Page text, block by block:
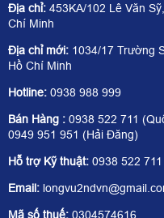
Địa chỉ: 453KA/102 Lê Văn
Chí Minh
Địa chỉ mới: 1034/17 Trường
Hồ Chí Minh
Hotline: 0938 988 999
Bán Hàng : 0938 522 711
0949 951 951 (Hải Đăng)
Hỗ trợ Kỹ thuật: 0938 522
Email:
Mã số thuế: 0304574616